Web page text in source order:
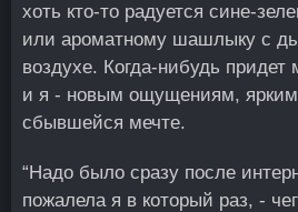
хоть кто-то радуется сине-
или ароматному шашлыку с
воздухе. Когда-нибудь
и я - новым ощущениям, ярким
сбывшейся мечте.
“Надо было сразу после
пожалела я в который раз, -